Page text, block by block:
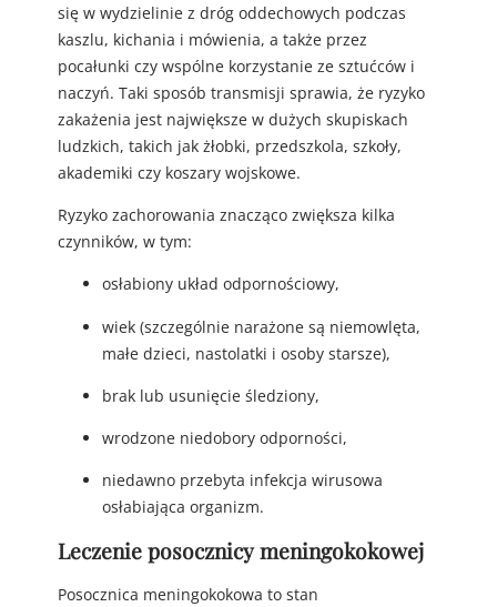
się w wydzielinie z dróg oddechowych podczas
kaszlu, kichania i mówienia, a także przez
pocałunki czy wspólne korzystanie ze sztućców i
naczyń. Taki sposób transmisji sprawia, że ryzyko
zakażenia jest największe w dużych skupiskach
ludzkich, takich jak żłobki, przedszkola, szkoły,
akademiki czy koszary wojskowe.
Ryzyko zachorowania znacząco zwiększa kilka
czynników, w tym:
osłabiony układ odpornościowy,
wiek (szczególnie narażone są niemowlęta,
małe dzieci, nastolatki i osoby starsze),
brak lub usunięcie śledziony,
wrodzone niedobory odporności,
niedawno przebyta infekcja wirusowa
osłabiająca organizm.
Leczenie posocznicy meningokokowej
Posocznica meningokokowa to stan